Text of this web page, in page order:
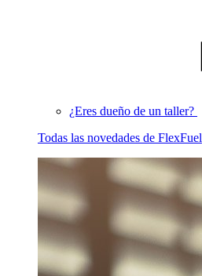
¿Eres dueño de un taller?
Todas las novedades de FlexFuel